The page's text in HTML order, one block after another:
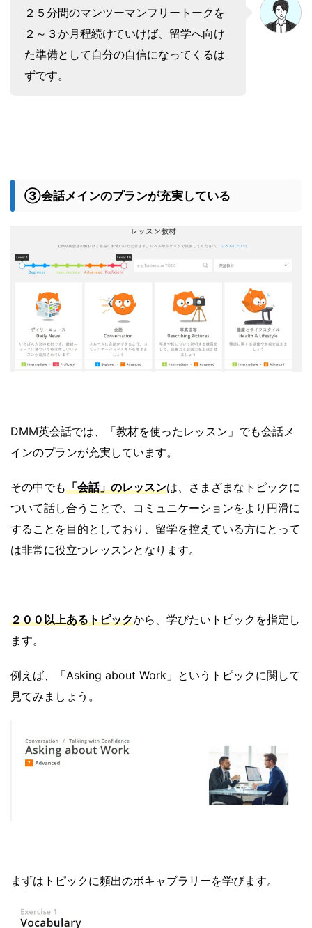
２５分間のマンツーマンフリートークを
２～３か月程続けていけば、留学へ向け
た準備として自分の自信になってくるは
ずです。
③会話メインのプランが充実している
DMM英会話では、「教材を使ったレッスン」でも会話メ
インのプランが充実しています。
その中でも「会話」のレッスンは、さまざまなトピックに
ついて話し合うことで、コミュニケーションをより円滑に
することを目的としており、留学を控えている方にとって
は非常に役立つレッスンとなります。
２００以上あるトピックから、学びたいトピックを指定し
ます。
例えば、「Asking about Work」というトピックに関して
見てみましょう。
まずはトピックに頻出のボキャブラリーを学びます。